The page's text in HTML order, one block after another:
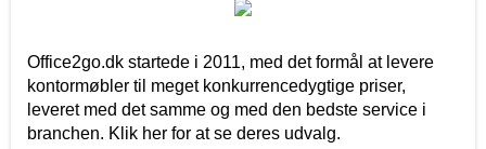
Office2go.dk startede i 2011, med det formål at levere
kontormøbler til meget konkurrencedygtige priser,
leveret med det samme og med den bedste service i
branchen. Klik her for at se deres udvalg.